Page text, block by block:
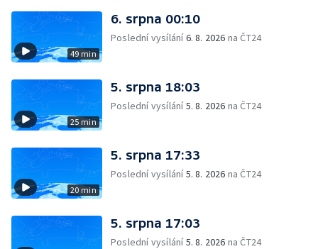
49 min
6. srpna 00:10
Poslední vysílání6. 8. 2026 na ČT24
25 min
5. srpna 18:03
Poslední vysílání5. 8. 2026 na ČT24
20 min
5. srpna 17:33
Poslední vysílání5. 8. 2026 na ČT24
5. srpna 17:03
Poslední vysílání5. 8. 2026 na ČT24